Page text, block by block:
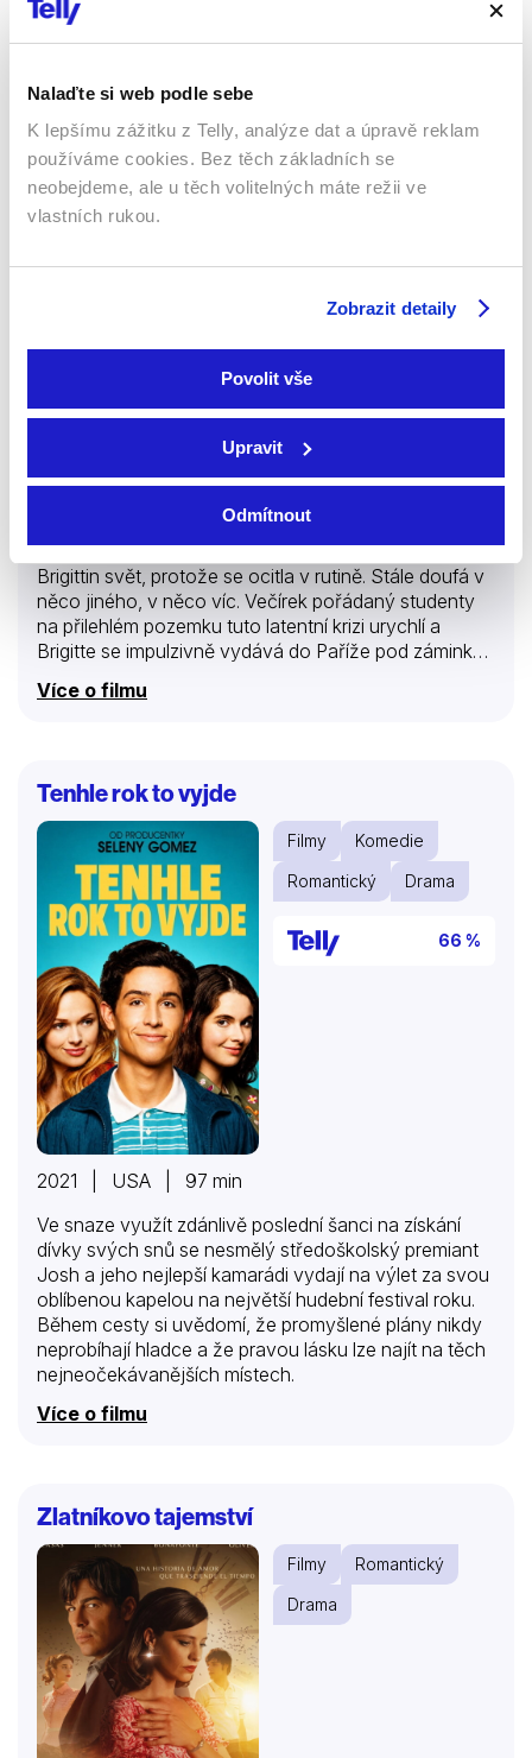
Nalaďte si web podle sebe
K lepšímu zážitku z Telly, analýze dat a úpravě reklam
používáme cookies. Bez těch základních se
neobejdeme, ale u těch volitelných máte režii ve
vlastních rukou.
Zobrazit detaily
Povolit vše
Upravit
Odmítnout
Romantický
2014 | Francie | 98 min
Dlouholetí padesátníci Brigitte a Xavier se živí
chovem skotu v regionálním chovu ve Francii. Život
se jim daří, ale odchod jejich dětí z domova převrátil
Brigittin svět, protože se ocitla v rutině. Stále doufá v
něco jiného, v něco víc. Večírek pořádaný studenty
na přilehlém pozemku tuto latentní krizi urychlí a
Brigitte se impulzivně vydává do Paříže pod záminkou
návštěvy lékaře. Město ji okamžitě povzbudí, a když
potká okouzlujícího dánského gentlemana, impulzivně
Více o filmu
Tenhle rok to vyjde
Filmy
Komedie
Romantický
Drama
66 %
2021 | USA | 97 min
Ve snaze využít zdánlivě poslední šanci na získání
dívky svých snů se nesmělý středoškolský premiant
Josh a jeho nejlepší kamarádi vydají na výlet za svou
oblíbenou kapelou na největší hudební festival roku.
Během cesty si uvědomí, že promyšlené plány nikdy
neprobíhají hladce a že pravou lásku lze najít na těch
nejneočekávanějších místech.
Více o filmu
Zlatníkovo tajemství
Filmy
Romantický
Drama